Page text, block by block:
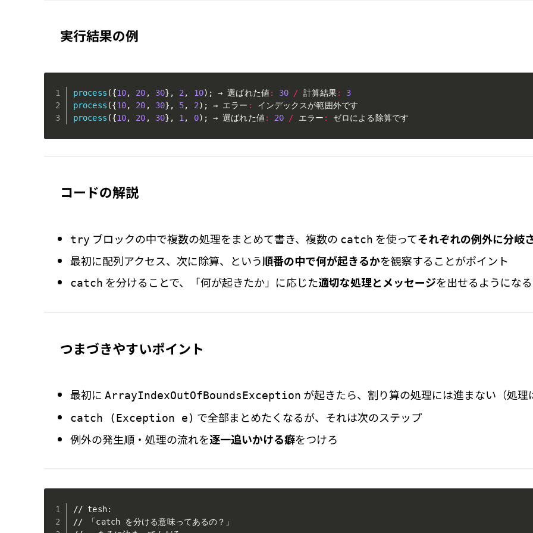
実行結果の例
process ({10, 20 , 30} , 2 , 10) ; → 選ばれた値 : 30 / 計算結果:
3
process ({10, 20 , 30} , 5, 2) ; → エラー :
process ({10, 20 , 30} , 1 , 0) ; → 選ばれた値 : 20 / エラー : ゼロによる除算です
コードの解説
try ブロックの中で複数の処理をまとめて書き、複数の catch を使ってそれぞれの例外に分岐
最初に配列アクセス、次に除算、という順番の中で何が起きるかを観察することがポイント
catch を分けることで、「何が起きたか」に応じた適切な処理とメッセージを出せるようになる
つまづきやすいポイント
最初に ArrayIndexOutOfBoundsException が起きたら、割り算の処理には進まない（処理
catch (Exception e) で全部まとめたくなるが、それは次のステップ
例外の発生順・処理の流れを逐一追いかける癖をつけろ
// tesh:
// 「catch を分ける意味ってあるの？」